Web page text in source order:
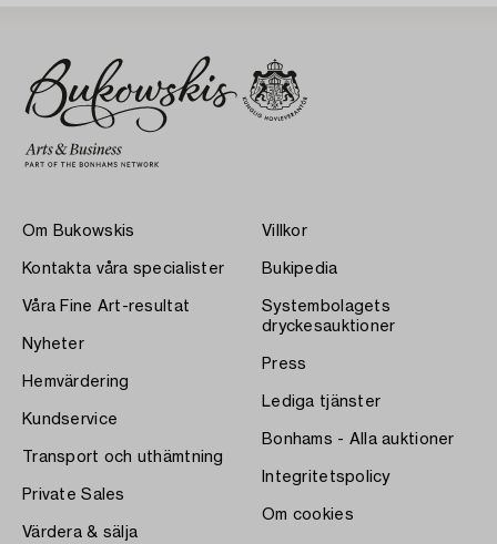
Om Bukowskis
Kontakta våra specialister
Våra Fine Art-resultat
Nyheter
Hemvärdering
Kundservice
Transport och uthämtning
Private Sales
Värdera & sälja
Villkor
Bukipedia
Systembolagets
dryckesauktioner
Press
Lediga tjänster
Bonhams - Alla auktioner
Integritetspolicy
Om cookies